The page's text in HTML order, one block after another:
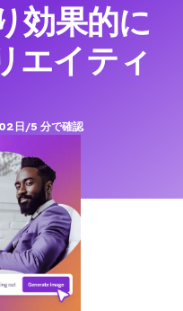
効果的に
エイティ
日/5 分で確認